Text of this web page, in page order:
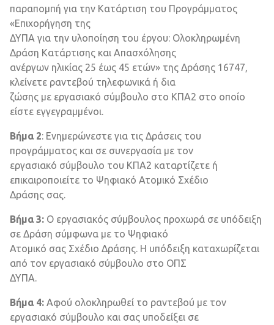
παραπομπή για την Κατάρτιση του Προγράμματος
«Επιχορήγηση της
ΔΥΠΑ για την υλοποίηση του έργου: Ολοκληρωμένη
Δράση Κατάρτισης και Απασχόλησης
ανέργων ηλικίας 25 έως 45 ετών» της Δράσης 16747,
κλείνετε ραντεβού τηλεφωνικά ή δια
ζώσης με εργασιακό σύμβουλο στο ΚΠΑ2 στο οποίο
είστε εγγεγραμμένοι.
Βήμα 2: Ενημερώνεστε για τις Δράσεις του
προγράμματος και σε συνεργασία με τον
εργασιακό σύμβουλο του ΚΠΑ2 καταρτίζετε ή
επικαιροποιείτε το Ψηφιακό Ατομικό Σχέδιο
Δράσης σας.
Βήμα 3: Ο εργασιακός σύμβουλος προχωρά σε υπόδειξη
σε Δράση σύμφωνα με το Ψηφιακό
Ατομικό σας Σχέδιο Δράσης. Η υπόδειξη καταχωρίζεται
από τον εργασιακό σύμβουλο στο ΟΠΣ
ΔΥΠΑ.
Βήμα 4: Αφού ολοκληρωθεί το ραντεβού με τον
εργασιακό σύμβουλο και σας υποδείξει σε